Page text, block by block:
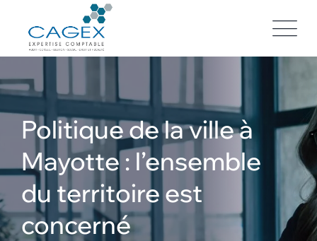
content
Politique de la ville à
Mayotte : l’ensemble
du territoire est
concerné